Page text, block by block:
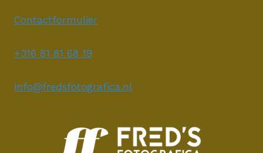
Contactformulier
+316 81 81 68 19
info@fredsfotografica.nl